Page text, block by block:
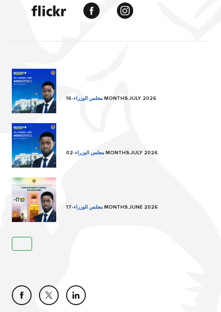
مجلس الوزراء- 16 MONTHS.JULY 2026
مجلس الوزراء- 02 MONTHS.JULY 2026
مجلس الوزراء- 17 MONTHS.JUNE 2026